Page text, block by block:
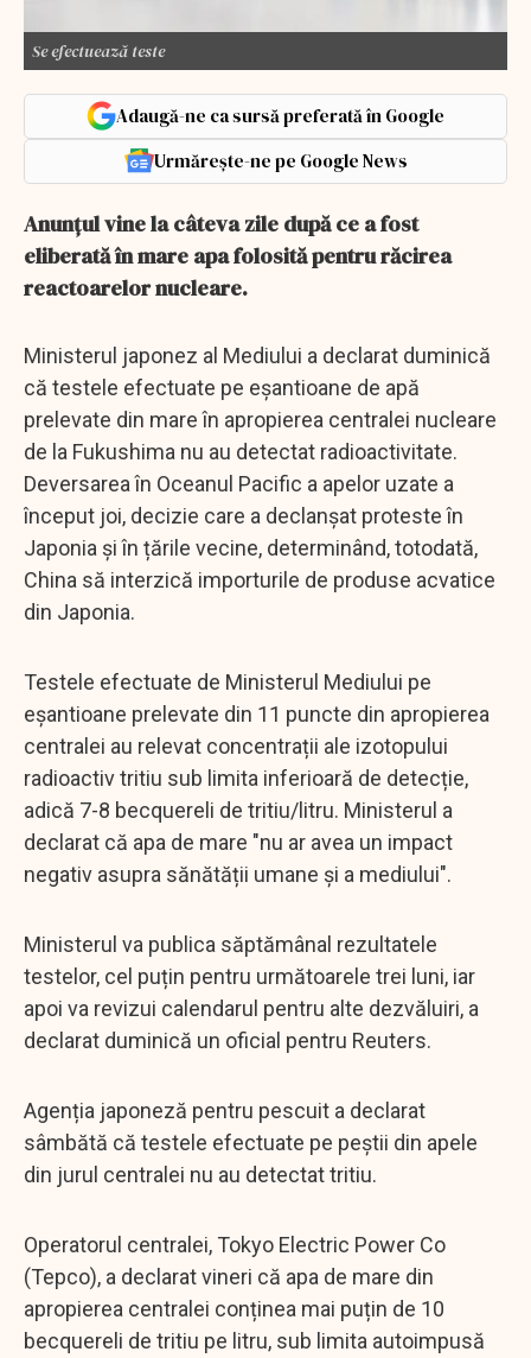
Se efectuează teste
Adaugă-ne ca sursă preferată în Google
Urmărește-ne pe Google News
Anunțul vine la câteva zile după ce a fost
eliberată în mare apa folosită pentru răcirea
reactoarelor nucleare.
Ministerul japonez al Mediului a declarat duminică
că testele efectuate pe eșantioane de apă
prelevate din mare în apropierea centralei nucleare
de la Fukushima nu au detectat radioactivitate.
Deversarea în Oceanul Pacific a apelor uzate a
început joi, decizie care a declanșat proteste în
Japonia și în țările vecine, determinând, totodată,
China să interzică importurile de produse acvatice
din Japonia.
Testele efectuate de Ministerul Mediului pe
eșantioane prelevate din 11 puncte din apropierea
centralei au relevat concentrații ale izotopului
radioactiv tritiu sub limita inferioară de detecție,
adică 7-8 becquereli de tritiu/litru. Ministerul a
declarat că apa de mare "nu ar avea un impact
negativ asupra sănătății umane și a mediului".
Ministerul va publica săptămânal rezultatele
testelor, cel puțin pentru următoarele trei luni, iar
apoi va revizui calendarul pentru alte dezvăluiri, a
declarat duminică un oficial pentru Reuters.
Agenția japoneză pentru pescuit a declarat
sâmbătă că testele efectuate pe peștii din apele
din jurul centralei nu au detectat tritiu.
Operatorul centralei, Tokyo Electric Power Co
(Tepco), a declarat vineri că apa de mare din
apropierea centralei conținea mai puțin de 10
becquereli de tritiu pe litru, sub limita autoimpusă